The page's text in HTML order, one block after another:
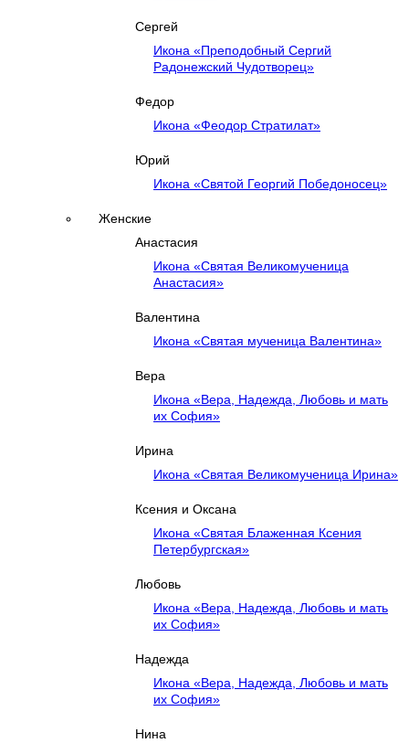
Сергей
Икона «Преподобный Сергий
Радонежский Чудотворец»
Федор
Икона «Феодор Стратилат»
Юрий
Икона «Святой Георгий Победоносец»
Женские
Анастасия
Икона «Святая Великомученица
Анастасия»
Валентина
Икона «Святая мученица Валентина»
Вера
Икона «Вера, Надежда, Любовь и мать
их София»
Ирина
Икона «Святая Великомученица Ирина»
Ксения и Оксана
Икона «Святая Блаженная Ксения
Петербургская»
Любовь
Икона «Вера, Надежда, Любовь и мать
их София»
Надежда
Икона «Вера, Надежда, Любовь и мать
их София»
Нина